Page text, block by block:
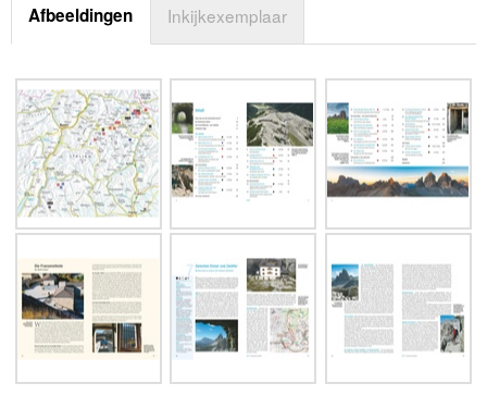
Afbeeldingen Inkijkexemplaar